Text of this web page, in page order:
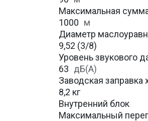
Максимальная
1000 м
Диаметр
9,52 (3/8)
Уровень звукового
63 дБ(А)
Заводская заправка
8,2 кг
Внутренний блок
Максимальный